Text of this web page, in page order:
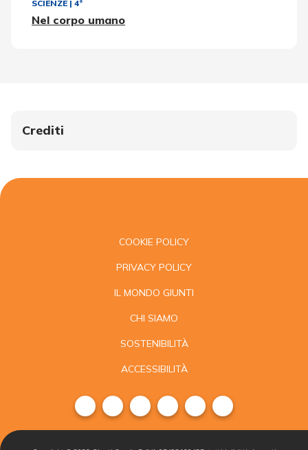
SCIENZE | 4ª
Nel corpo umano
Crediti
COOKIE POLICY
PRIVACY POLICY
IL MONDO GIUNTI
CHI SIAMO
SOSTENIBILITÀ
ACCESSIBILITÀ